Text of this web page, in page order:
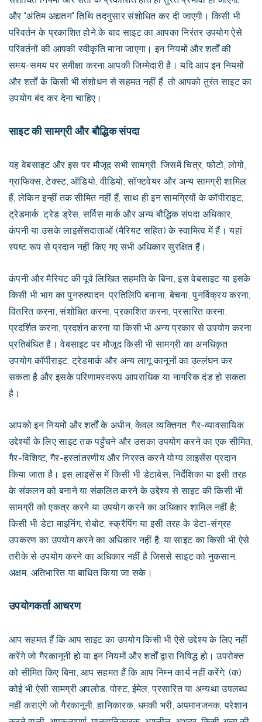
और "अंतिम अद्यतन" तिथि तदनुसार संशोधित कर दी जाएगी। किसी भी
परिवर्तन के प्रकाशित होने के बाद साइट का आपका निरंतर उपयोग ऐसे
परिवर्तनों की आपकी स्वीकृति माना जाएगा। इन नियमों और शर्तों की
समय-समय पर समीक्षा करना आपकी जिम्मेदारी है। यदि आप इन नियमों
और शर्तों के किसी भी संशोधन से सहमत नहीं हैं, तो आपको तुरंत साइट का
उपयोग बंद कर देना चाहिए।
साइट की सामग्री और बौद्धिक संपदा
यह वेबसाइट और इस पर मौजूद सभी सामग्री, जिसमें चित्र, फोटो, लोगो,
ग्राफिक्स, टेक्स्ट, ऑडियो, वीडियो, सॉफ्टवेयर और अन्य सामग्री शामिल
हैं, लेकिन इन्हीं तक सीमित नहीं हैं, साथ ही इन सामग्रियों के कॉपीराइट,
ट्रेडमार्क, ट्रेड ड्रेस, सर्विस मार्क और अन्य बौद्धिक संपदा अधिकार,
कंपनी या उसके लाइसेंसदाताओं (मैरियट सहित) के स्वामित्व में हैं। यहां
स्पष्ट रूप से प्रदान नहीं किए गए सभी अधिकार सुरक्षित हैं।
कंपनी और मैरियट की पूर्व लिखित सहमति के बिना, इस वेबसाइट या इसके
किसी भी भाग का पुनरुत्पादन, प्रतिलिपि बनाना, बेचना, पुनर्विक्रय करना,
वितरित करना, संशोधित करना, प्रकाशित करना, प्रसारित करना,
प्रदर्शित करना, प्रदर्शन करना या किसी भी अन्य प्रकार से उपयोग करना
प्रतिबंधित है। वेबसाइट पर मौजूद किसी भी सामग्री का अनधिकृत
उपयोग कॉपीराइट, ट्रेडमार्क और अन्य लागू कानूनों का उल्लंघन कर
सकता है और इसके परिणामस्वरूप आपराधिक या नागरिक दंड हो सकता
है।
आपको इन नियमों और शर्तों के अधीन, केवल व्यक्तिगत, गैर-व्यावसायिक
उद्देश्यों के लिए साइट तक पहुँचने और उसका उपयोग करने का एक सीमित,
गैर-विशिष्ट, गैर-हस्तांतरणीय और निरस्त करने योग्य लाइसेंस प्रदान
किया जाता है। इस लाइसेंस में किसी भी डेटाबेस, निर्देशिका या इसी तरह
के संकलन को बनाने या संकलित करने के उद्देश्य से साइट की किसी भी
सामग्री को एकत्र करने या उपयोग करने का अधिकार शामिल नहीं है;
किसी भी डेटा माइनिंग, रोबोट, स्क्रैपिंग या इसी तरह के डेटा-संग्रह
उपकरण का उपयोग करने का अधिकार नहीं है; या साइट का किसी भी ऐसे
तरीके से उपयोग करने का अधिकार नहीं है जिससे साइट को नुकसान,
अक्षम, अतिभारित या बाधित किया जा सके।
उपयोगकर्ता आचरण
आप सहमत हैं कि आप साइट का उपयोग किसी भी ऐसे उद्देश्य के लिए नहीं
करेंगे जो गैरकानूनी हो या इन नियमों और शर्तों द्वारा निषिद्ध हो। उपरोक्त
को सीमित किए बिना, आप सहमत हैं कि आप निम्न कार्य नहीं करेंगे: (क)
कोई भी ऐसी सामग्री अपलोड, पोस्ट, ईमेल, प्रसारित या अन्यथा उपलब्ध
नहीं कराएंगे जो गैरकानूनी, हानिकारक, धमकी भरी, अपमानजनक, परेशान